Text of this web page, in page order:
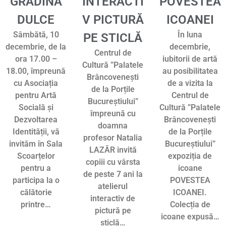
DULCE
Sâmbătă, 10
decembrie, de la
ora 17.00 –
18.00, împreună
cu Asociația
pentru Artă
Socială și
Dezvoltarea
Identității, vă
invităm în Sala
Scoarțelor
pentru a
participa la o
călătorie
printre…
V PICTURĂ
PE STICLĂ
Centrul de
Cultură ”Palatele
Brâncovenești
de la Porțile
Bucureștiului”
împreună cu
doamna
profesor Natalia
LAZĂR invită
copiii cu vârsta
de peste 7 ani la
atelierul
interactiv de
pictură pe
sticlă…
ICOANEI
În luna
decembrie,
iubitorii de artă
au posibilitatea
de a vizita la
Centrul de
Cultură ”Palatele
Brâncovenești
de la Porțile
Bucureștiului”
expoziția de
icoane
POVESTEA
ICOANEI.
Colecția de
icoane expusă…